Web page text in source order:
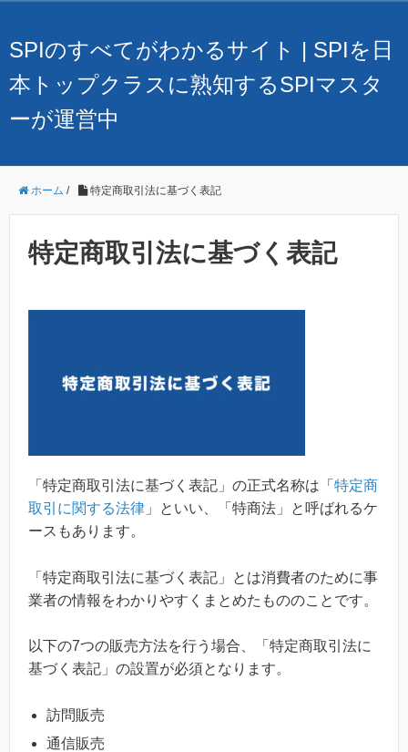
SPIのすべてがわかるサイト | SPIを日
本トップクラスに熟知するSPIマスタ
ーが運営中
ホーム / 特定商取引法に基づく表記
特定商取引法に基づく表記
「特定商取引法に基づく表記」の正式名称は「 特定商
取引に関する法律 」といい、「特商法」と呼ばれるケ
ースもあります。
「特定商取引法に基づく表記」とは消費者のために事
業者の情報をわかりやすくまとめたもののことです。
以下の7つの販売方法を行う場合、「特定商取引法に
基づく表記」の設置が必須となります。
訪問販売
通信販売